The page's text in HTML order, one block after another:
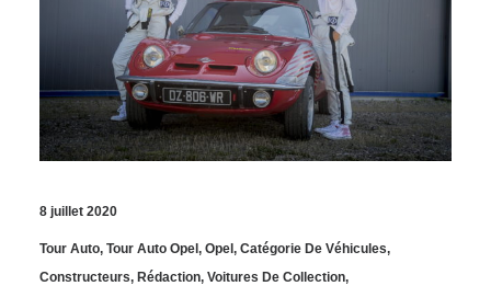
8 juillet 2020
Tour Auto, Tour Auto Opel, Opel, Catégorie De Véhicules,
Constructeurs, Rédaction, Voitures De Collection,